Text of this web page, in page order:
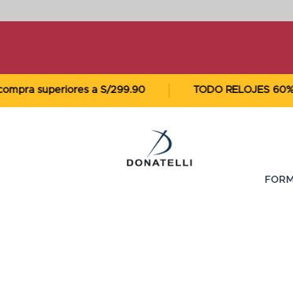
superiores a S/299.90 TODO RELOJES 60%